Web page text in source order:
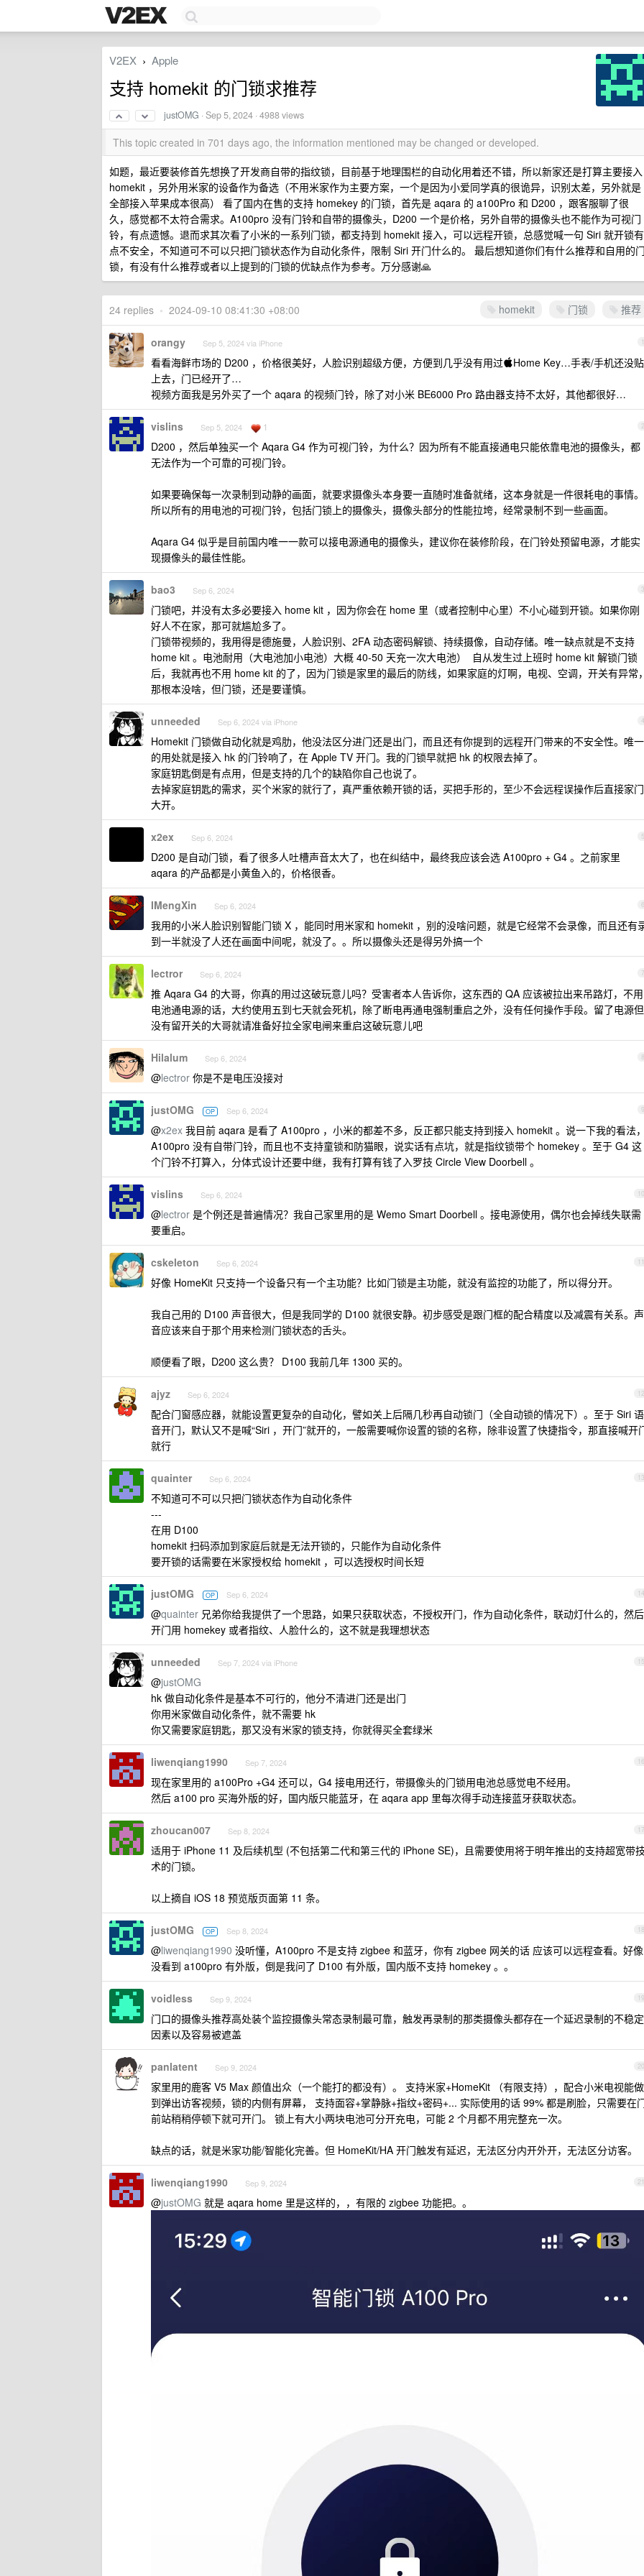
V2EX › Apple
支持 homekit 的门锁求推荐
justOMG ·Sep 5, 2024 · 4988 views
This topic created in 701 days ago, the information mentioned may be changed or developed.
如题，最近要装修首先想换了开发商自带的指纹锁，目前基于地理围栏的自动化用着还不错，所以新家还是打算主要接入
homekit ，另外用米家的设备作为备选（不用米家作为主要方案，一个是因为小爱同学真的很诡异，识别太差，另外就是
全部接入苹果成本很高） 看了国内在售的支持 homekey 的门锁，首先是 aqara 的 a100Pro 和 D200 ，跟客服聊了很
久，感觉都不太符合需求。A100pro 没有门铃和自带的摄像头，D200 一个是价格，另外自带的摄像头也不能作为可视门
铃，有点遗憾。退而求其次看了小米的一系列门锁，都支持到 homekit 接入，可以远程开锁，总感觉喊一句 Siri 就开锁有
点不安全，不知道可不可以只把门锁状态作为自动化条件，限制 Siri 开门什么的。 最后想知道你们有什么推荐和自用的门
锁，有没有什么推荐或者以上提到的门锁的优缺点作为参考。万分感谢🙏
homekit 门锁 推荐
24 replies • 2024-09-10 08:41:30 +08:00
1
orangy Sep 5, 2024 via iPhone
看看海鲜市场的 D200 ，价格很美好，人脸识别超级方便，方便到几乎没有用过Home Key…手表/手机还没贴
上去，门已经开了…
视频方面我是另外买了一个 aqara 的视频门铃，除了对小米 BE6000 Pro 路由器支持不太好，其他都很好…
2
vislins Sep 5, 2024 1
D200 ，然后单独买一个 Aqara G4 作为可视门铃，为什么？因为所有不能直接通电只能依靠电池的摄像头，都
无法作为一个可靠的可视门铃。
如果要确保每一次录制到动静的画面，就要求摄像头本身要一直随时准备就绪，这本身就是一件很耗电的事情。
所以所有的用电池的可视门铃，包括门锁上的摄像头，摄像头部分的性能拉垮，经常录制不到一些画面。
Aqara G4 似乎是目前国内唯一一款可以接电源通电的摄像头，建议你在装修阶段，在门铃处预留电源，才能实
现摄像头的最佳性能。
3
bao3 Sep 6, 2024
门锁吧，并没有太多必要接入 home kit ，因为你会在 home 里（或者控制中心里）不小心碰到开锁。如果你刚
好人不在家，那可就尴尬多了。
门锁带视频的，我用得是德施曼，人脸识别、2FA 动态密码解锁、持续摄像，自动存储。唯一缺点就是不支持
home kit 。电池耐用（大电池加小电池）大概 40-50 天充一次大电池） 自从发生过上班时 home kit 解锁门锁
后，我就再也不用 home kit 的了，因为门锁是家里的最后的防线，如果家庭的灯啊，电视、空调，开关有异常，
那根本没啥，但门锁，还是要谨慎。
4
unneeded Sep 6, 2024 via iPhone
Homekit 门锁做自动化就是鸡肋，他没法区分进门还是出门，而且还有你提到的远程开门带来的不安全性。唯一
的用处就是接入 hk 的门铃响了，在 Apple TV 开门。我的门锁早就把 hk 的权限去掉了。
家庭钥匙倒是有点用，但是支持的几个的缺陷你自己也说了。
去掉家庭钥匙的需求，买个米家的就行了，真严重依赖开锁的话，买把手形的，至少不会远程误操作后直接家门
大开。
5
x2ex Sep 6, 2024
D200 是自动门锁，看了很多人吐槽声音太大了，也在纠结中，最终我应该会选 A100pro + G4 。之前家里
aqara 的产品都是小黄鱼入的，价格很香。
6
IMengXin Sep 6, 2024
我用的小米人脸识别智能门锁 X ，能同时用米家和 homekit ，别的没啥问题，就是它经常不会录像，而且还有
到一半就没了人还在画面中间呢，就没了。。所以摄像头还是得另外搞一个
7
lectror Sep 6, 2024
推 Aqara G4 的大哥，你真的用过这破玩意儿吗？受害者本人告诉你，这东西的 QA 应该被拉出来吊路灯，不用
电池通电源的话，大约使用五到七天就会死机，除了断电再通电强制重启之外，没有任何操作手段。留了电源但
没有留开关的大哥就请准备好拉全家电闸来重启这破玩意儿吧
8
Hilalum Sep 6, 2024
@lectror 你是不是电压没接对
9
justOMG OP Sep 6, 2024
@x2ex 我目前 aqara 是看了 A100pro ，小米的都差不多，反正都只能支持到接入 homekit 。说一下我的看法，
A100pro 没有自带门铃，而且也不支持童锁和防猫眼，说实话有点坑，就是指纹锁带个 homekey 。至于 G4 这
个门铃不打算入，分体式设计还要中继，我有打算有钱了入罗技 Circle View Doorbell 。
10
vislins Sep 6, 2024
@lectror 是个例还是普遍情况？我自己家里用的是 Wemo Smart Doorbell 。接电源使用，偶尔也会掉线失联需
要重启。
11
cskeleton Sep 6, 2024
好像 HomeKit 只支持一个设备只有一个主功能？比如门锁是主功能，就没有监控的功能了，所以得分开。
我自己用的 D100 声音很大，但是我同学的 D100 就很安静。初步感受是跟门框的配合精度以及减震有关系。声
音应该来自于那个用来检测门锁状态的舌头。
顺便看了眼，D200 这么贵？ D100 我前几年 1300 买的。
12
ajyz Sep 6, 2024
配合门窗感应器，就能设置更复杂的自动化，譬如关上后隔几秒再自动锁门（全自动锁的情况下）。至于 Siri 语
音开门，默认又不是喊“Siri ，开门”就开的，一般需要喊你设置的锁的名称，除非设置了快捷指令，那直接喊开
就行
13
quainter Sep 6, 2024
不知道可不可以只把门锁状态作为自动化条件
---
在用 D100
homekit 扫码添加到家庭后就是无法开锁的，只能作为自动化条件
要开锁的话需要在米家授权给 homekit ，可以选授权时间长短
14
justOMG OP Sep 6, 2024
@quainter 兄弟你给我提供了一个思路，如果只获取状态，不授权开门，作为自动化条件，联动灯什么的，然后
开门用 homekey 或者指纹、人脸什么的，这不就是我理想状态
15
unneeded Sep 7, 2024 via iPhone
@justOMG
hk 做自动化条件是基本不可行的，他分不清进门还是出门
你用米家做自动化条件，就不需要 hk
你又需要家庭钥匙，那又没有米家的锁支持，你就得买全套绿米
16
liwenqiang1990 Sep 7, 2024
现在家里用的 a100Pro +G4 还可以，G4 接电用还行，带摄像头的门锁用电池总感觉电不经用。
然后 a100 pro 买海外版的好，国内版只能蓝牙，在 aqara app 里每次得手动连接蓝牙获取状态。
17
zhoucan007 Sep 8, 2024
适用于 iPhone 11 及后续机型 (不包括第二代和第三代的 iPhone SE)，且需要使用将于明年推出的支持超宽带技
术的门锁。
以上摘自 iOS 18 预览版页面第 11 条。
18
justOMG OP Sep 8, 2024
@liwenqiang1990 没听懂，A100pro 不是支持 zigbee 和蓝牙，你有 zigbee 网关的话 应该可以远程查看。好像
没看到 a100pro 有外版，倒是我问了 D100 有外版，国内版不支持 homekey 。。
19
voidless Sep 9, 2024
门口的摄像头推荐高处装个监控摄像头常态录制最可靠，触发再录制的那类摄像头都存在一个延迟录制的不稳定
因素以及容易被遮盖
20
panlatent Sep 9, 2024
家里用的鹿客 V5 Max 颜值出众（一个能打的都没有）。 支持米家+HomeKit （有限支持），配合小米电视能做
到弹出访客视频，锁的内侧有屏幕， 支持面容+掌静脉+指纹+密码+... 实际使用的话 99% 都是刷脸，只需要在
前站稍稍停顿下就可开门。 锁上有大小两块电池可分开充电，可能 2 个月都不用完整充一次。
缺点的话，就是米家功能/智能化完善。但 HomeKit/HA 开门触发有延迟，无法区分内开外开，无法区分访客。
21
liwenqiang1990 Sep 9, 2024
@justOMG 就是 aqara home 里是这样的，，有限的 zigbee 功能把。。